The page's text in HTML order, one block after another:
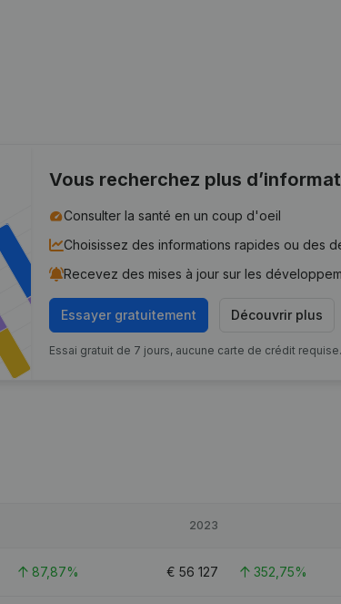
Vous recherchez plus
Consulter la santé en un coup d'oeil
Choisissez des informations rapides ou des
Recevez des mises à jour sur les
Essayer gratuitement Découvrir plus
Essai gratuit de 7 jours, aucune carte de crédit requise.
2023
87,87% € 56 127 352,75%